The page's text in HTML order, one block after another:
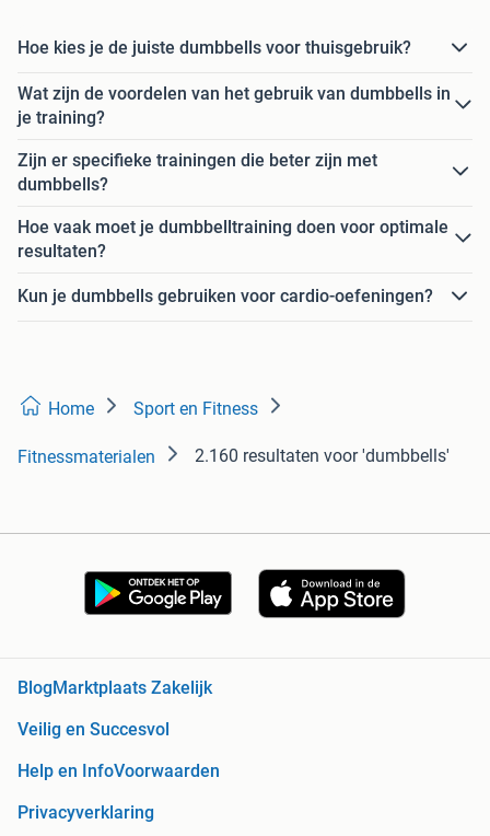
Hoe kies je de juiste dumbbells voor thuisgebruik?
Wat zijn de voordelen van het gebruik van dumbbells in
je training?
Zijn er specifieke trainingen die beter zijn met
dumbbells?
Hoe vaak moet je dumbbelltraining doen voor optimale
resultaten?
Kun je dumbbells gebruiken voor cardio-oefeningen?
Home Sport en Fitness
Fitnessmaterialen 2.160 resultaten voor 'dumbbells'
BlogMarktplaats Zakelijk
Veilig en Succesvol
Help en InfoVoorwaarden
Privacyverklaring